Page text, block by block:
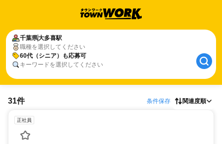
千葉県大多喜駅
職種を選択してください
60代（シニア）も応募可
キーワードを選択してください
31件 条件保存 関連度順
正社員